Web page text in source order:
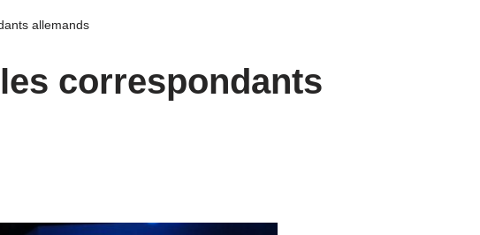
allemands
correspondants